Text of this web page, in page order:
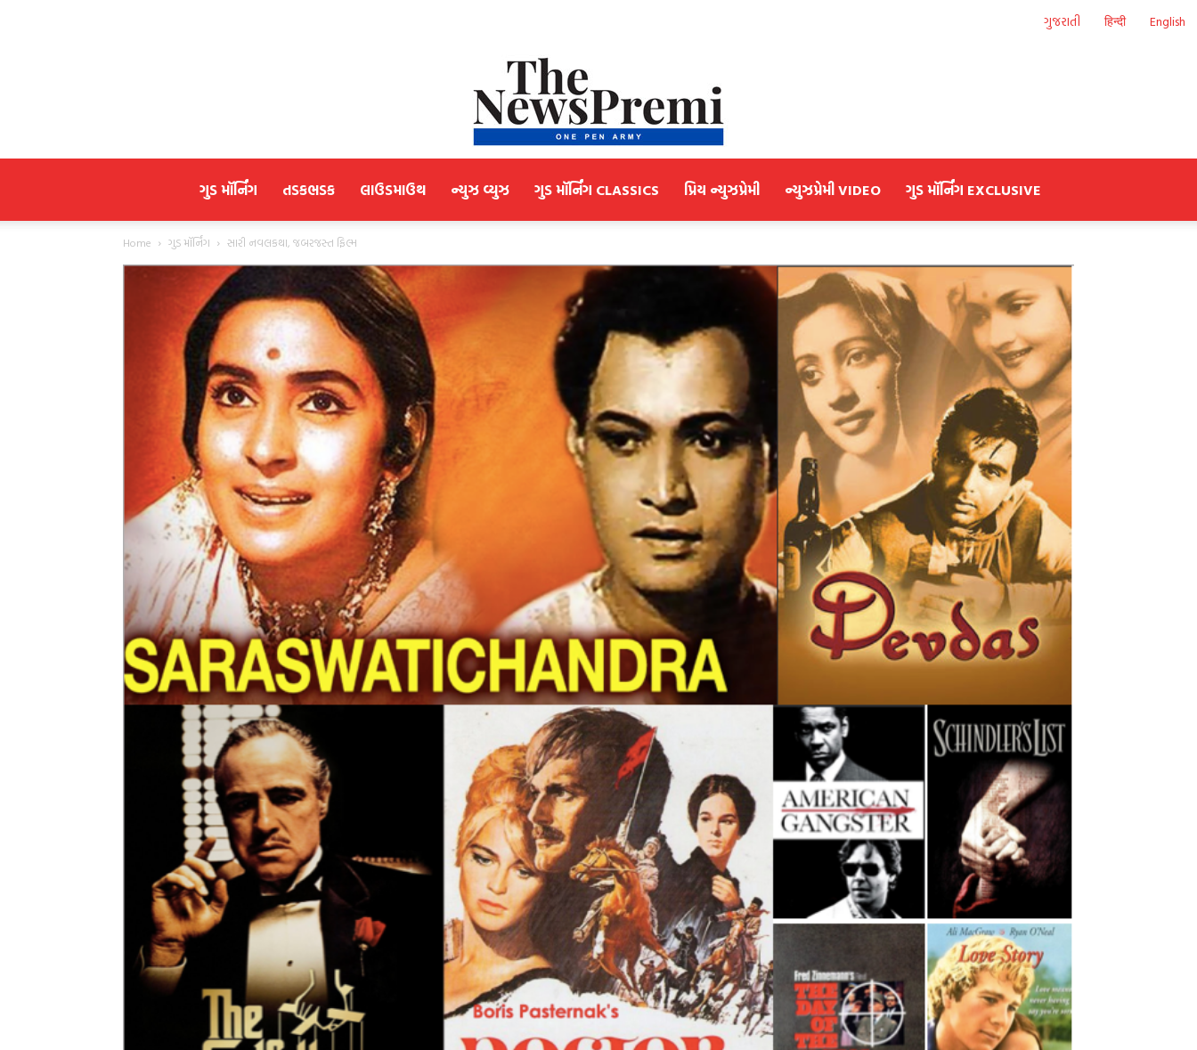
ગુજરાતી हिन्दी English
ગુડ મૉર્નિંગ તડકભડક લાઉડમાઉથ ન્યુઝ વ્યુઝ ગુડ મૉર્નિંગ CLASSICS પ્રિય ન્યુઝપ્રેમી ન્યુઝપ્રેમી VIDEO ગુડ મૉર્નિંગ EXCLUSIVE
Home ગુડ મૉર્નિંગ સારી નવલકથા, જબરજસ્ત ફિલ્મ